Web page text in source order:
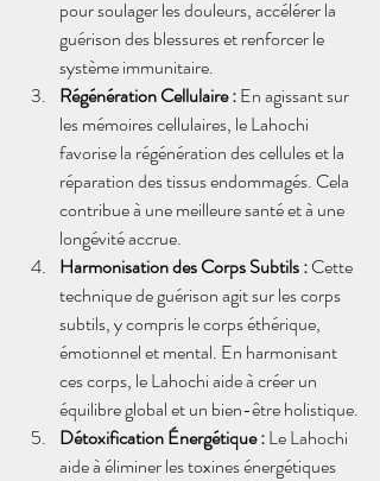
pour soulager les douleurs, accélérer la
guérison des blessures et renforcer le
système immunitaire.
Régénération Cellulaire : En agissant sur
les mémoires cellulaires, le Lahochi
favorise la régénération des cellules et la
réparation des tissus endommagés. Cela
contribue à une meilleure santé et à une
longévité accrue.
Harmonisation des Corps Subtils : Cette
technique de guérison agit sur les corps
subtils, y compris le corps éthérique,
émotionnel et mental. En harmonisant
ces corps, le Lahochi aide à créer un
équilibre global et un bien-être holistique.
Détoxification Énergétique : Le Lahochi
aide à éliminer les toxines énergétiques